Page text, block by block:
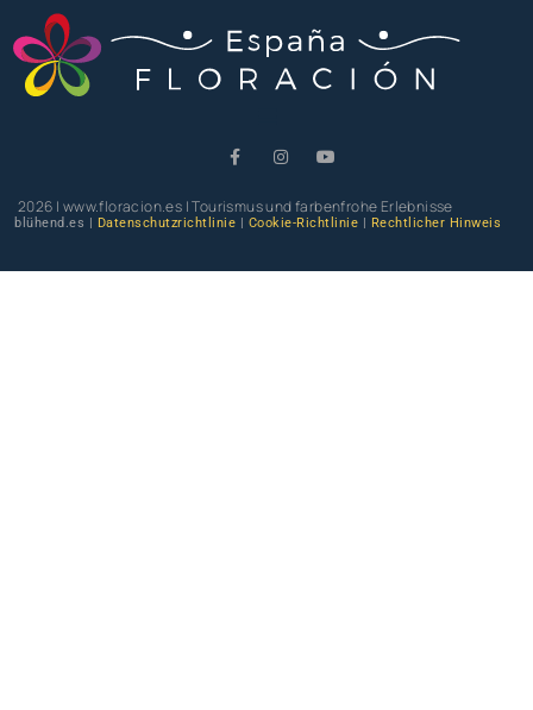
2026 | www.floracion.es | Tourismus und farbenfrohe Erlebnisse
blühend.es | Datenschutzrichtlinie | Cookie-Richtlinie | Rechtlicher Hinweis